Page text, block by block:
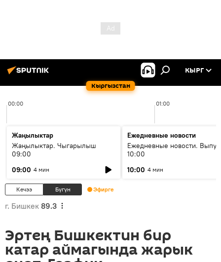
Кыргызстан
КЫРГ
00:00 01:00
Жаңылыктар
Жаңылыктар. Чыгарылыш
09:00
09:00 4 мин
Ежедневные новости
Ежедневные новости.
10:00
10:00 4 мин
Кечээ Бүгүн Эфирге
г. Бишкек 89.3
Эртең Бишкектин бир
катар аймагында жарык